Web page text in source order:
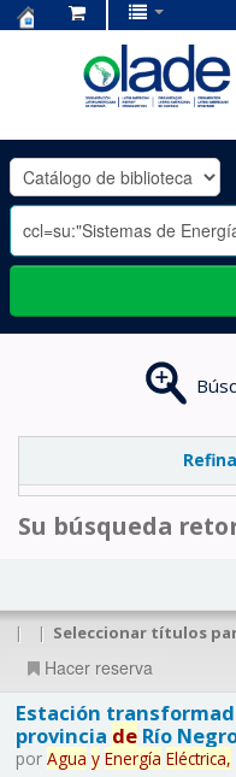
OLADE
-
Su búsqueda
| | Seleccionar títulos
Hacer reserva
Estación
provincia deRío
por Agua y Energía Eléctrica,